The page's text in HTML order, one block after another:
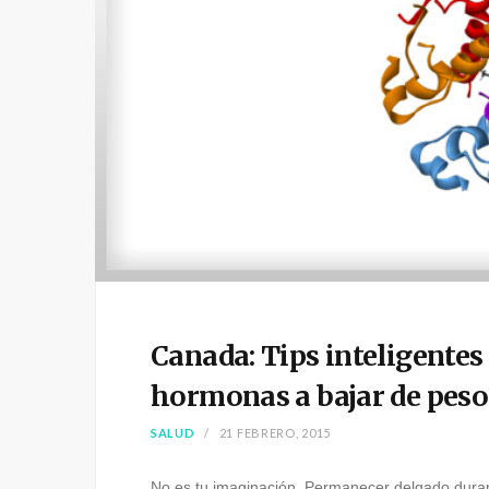
Canada: Tips
hormonas a bajar de
SALUD 21 FEBRERO, 2015